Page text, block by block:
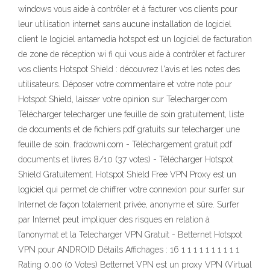
windows vous aide à contrôler et à facturer vos clients pour
leur utilisation internet sans aucune installation de logiciel
client le logiciel antamedia hotspot est un logiciel de facturation
de zone de réception wi fi qui vous aide à contrôler et facturer
vos clients Hotspot Shield : découvrez l'avis et les notes des
utilisateurs. Déposer votre commentaire et votre note pour
Hotspot Shield, laisser votre opinion sur Telecharger.com
Télécharger telecharger une feuille de soin gratuitement, liste
de documents et de fichiers pdf gratuits sur telecharger une
feuille de soin. fradowni.com - Téléchargement gratuit pdf
documents et livres 8/10 (37 votes) - Télécharger Hotspot
Shield Gratuitement. Hotspot Shield Free VPN Proxy est un
logiciel qui permet de chiffrer votre connexion pour surfer sur
Internet de façon totalement privée, anonyme et sûre. Surfer
par Internet peut impliquer des risques en relation à
l’anonymat et la Telecharger VPN Gratuit - Betternet Hotspot
VPN pour ANDROID Détails Affichages : 16 1 1 1 1 1 1 1 1 1 1
Rating 0.00 (0 Votes) Betternet VPN est un proxy VPN (Virtual